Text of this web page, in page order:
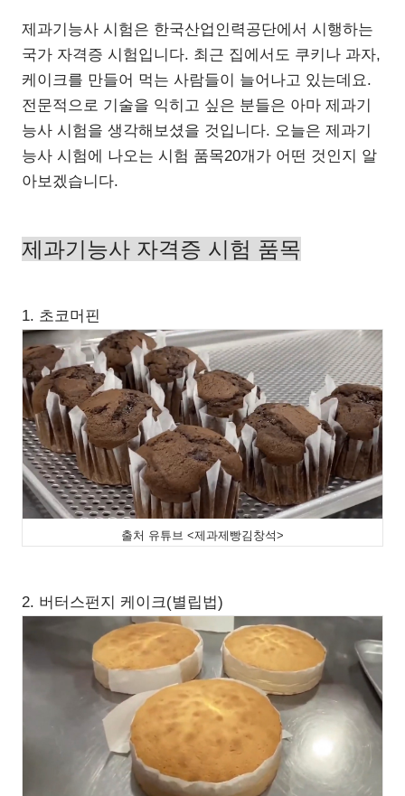
제과기능사 시험은 한국산업인력공단에서 시행하는
국가 자격증 시험입니다. 최근 집에서도 쿠키나 과자,
케이크를 만들어 먹는 사람들이 늘어나고 있는데요.
전문적으로 기술을 익히고 싶은 분들은 아마 제과기
능사 시험을 생각해보셨을 것입니다. 오늘은 제과기
능사 시험에 나오는 시험 품목20개가 어떤 것인지 알
아보겠습니다.
제과기능사 자격증 시험 품목
1. 초코머핀
출처 유튜브 <제과제빵김창석>
2. 버터스펀지 케이크(별립법)